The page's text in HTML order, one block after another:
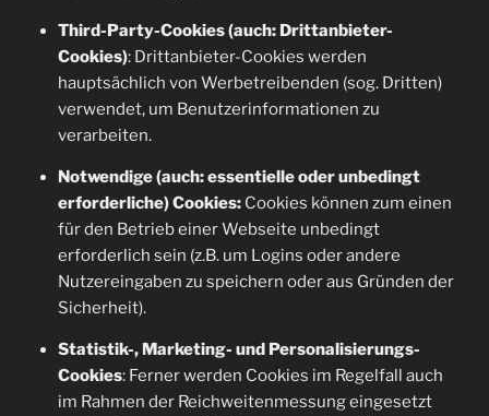
Third-Party-Cookies (auch: Drittanbieter-
Cookies): Drittanbieter-Cookies werden
hauptsächlich von Werbetreibenden (sog. Dritten)
verwendet, um Benutzerinformationen zu
verarbeiten.
Notwendige (auch: essentielle oder unbedingt
erforderliche) Cookies:Cookies können zum einen
für den Betrieb einer Webseite unbedingt
erforderlich sein (z.B. um Logins oder andere
Nutzereingaben zu speichern oder aus Gründen der
Sicherheit).
Statistik-, Marketing- und Personalisierungs-
Cookies: Ferner werden Cookies im Regelfall auch
im Rahmen der Reichweitenmessung eingesetzt